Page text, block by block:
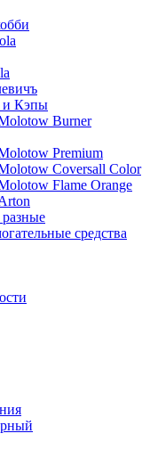
и Кэпы
Burner
Premium
Coversall Color
Flame Orange
средства